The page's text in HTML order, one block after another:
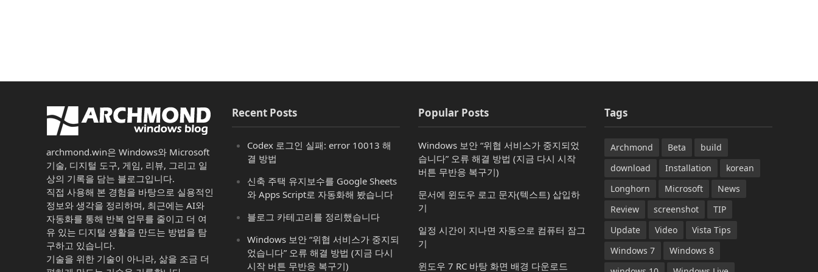
archmond.win은 Windows와 Microsoft
기술, 디지털 도구, 게임, 리뷰, 그리고 일
상의 기록을 담는 블로그입니다.
직접 사용해 본 경험을 바탕으로 실용적인
정보와 생각을 정리하며, 최근에는 AI와
자동화를 통해 반복 업무를 줄이고 더 여
유 있는 디지털 생활을 만드는 방법을 탐
구하고 있습니다.
기술을 위한 기술이 아니라, 삶을 조금 더
Recent Posts
Codex 로그인 실패: error 10013 해
결 방법
신축 주택 유지보수를 Google Sheets
와 Apps Script로 자동화해 봤습니다
블로그 카테고리를 정리했습니다
Windows 보안 “위협 서비스가 중지되
었습니다” 오류 해결 방법 (지금 다시
시작 버튼 무반응 복구기)
Popular Posts
Windows 보안 “위협 서비스가 중지되었
습니다” 오류 해결 방법 (지금 다시 시작
버튼 무반응 복구기)
문서에 윈도우 로고 문자(텍스트) 삽입하
기
일정 시간이 지나면 자동으로 컴퓨터 잠그
기
윈도우 7 RC 바탕 화면 배경 다운로드
Tags
Archmond Beta
build
download
Installation
korean
Longhorn
Microsoft
News
Review
screenshot
TIP
Update
Video
Vista Tips
Windows 7
Windows 8